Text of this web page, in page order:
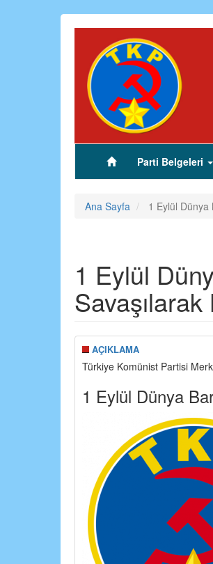
(current)Parti Belgeleri
Ana Sayfa 1 Eylül Dünya
1 Eylül
Savaşılarak
AÇIKLAMA
Türkiye Komünist Partisi
1 Eylül Dünya